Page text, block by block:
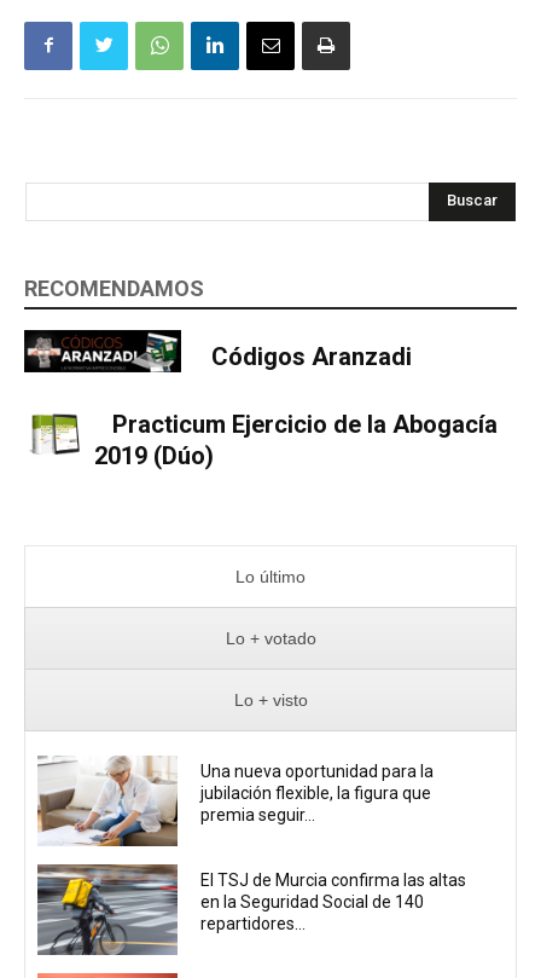
Buscar
RECOMENDAMOS
Códigos Aranzadi
Practicum Ejercicio de la Abogacía
2019 (Dúo)
Lo último
Lo + votado
Lo + visto
Una nueva oportunidad para la
jubilación flexible, la figura que
premia seguir...
El TSJ de Murcia confirma las altas
en la Seguridad Social de 140
repartidores...